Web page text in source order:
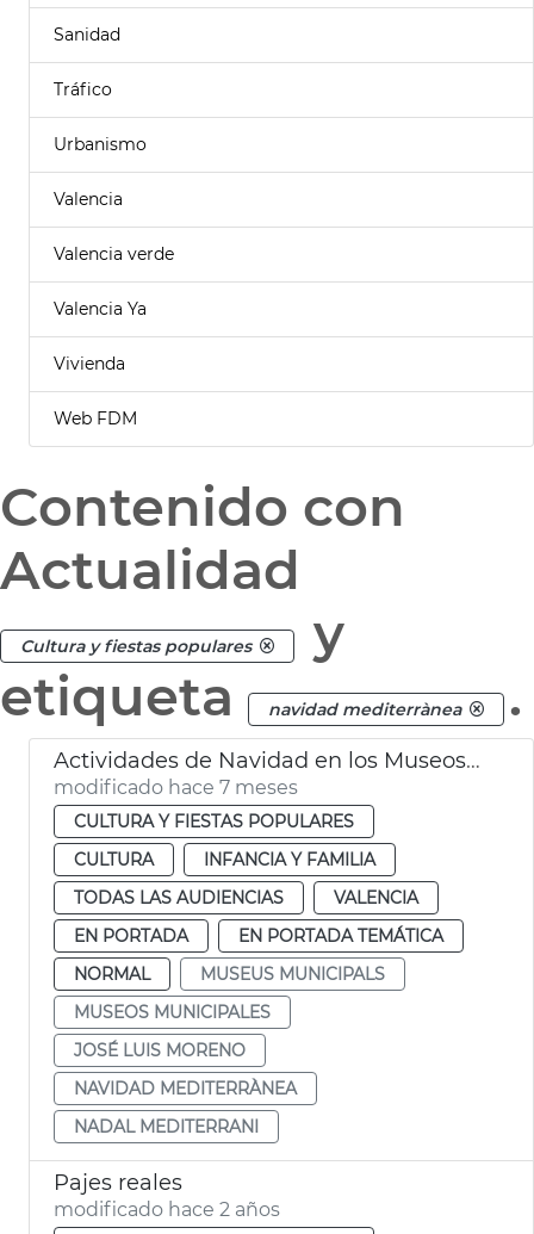
Sanidad
Tráfico
Urbanismo
Valencia
Valencia verde
Valencia Ya
Vivienda
Web FDM
Contenido con
Actualidad
Cultura y fiestas populares
y
etiqueta
navidad mediterrànea .
Actividades de Navidad en los Museos Municipales
modificado hace 7 meses
CULTURA Y FIESTAS POPULARES
CULTURA
INFANCIA Y FAMILIA
TODAS LAS AUDIENCIAS
VALENCIA
EN PORTADA
EN PORTADA TEMÁTICA
NORMAL
MUSEUS MUNICIPALS
MUSEOS MUNICIPALES
JOSÉ LUIS MORENO
NAVIDAD MEDITERRÀNEA
NADAL MEDITERRANI
Pajes reales
modificado hace 2 años